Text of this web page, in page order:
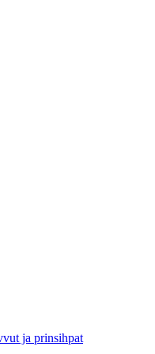
ja prinsihpat